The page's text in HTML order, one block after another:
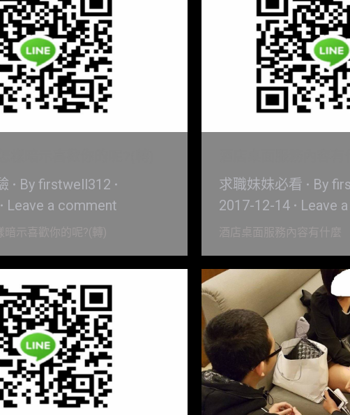
By firstwell312
Leave a comment
暗示喜歡你的呢?(轉)
求職妹妹必看 By
2017-12-14
Leave
酒店桌面服務內容有什麼